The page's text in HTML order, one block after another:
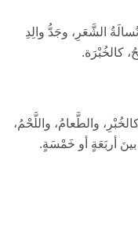
الشَّعَرِ، وجَدُّ والِدِ
كالخُبْرَة.
والطَّعامُ، واللَّحْمُ،
أربَعَةٍ أو خَمْسَةٍ.